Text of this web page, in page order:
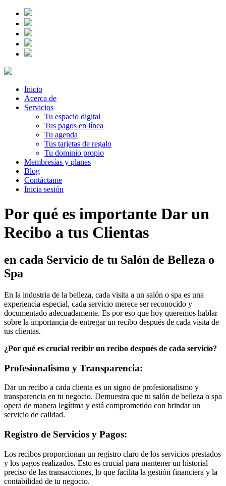
Inicio
Acerca de
Servicios
Tu espacio digital
Tus pagos en línea
Tu agenda
Tus tarjetas de regalo
Tu dominio propio
Membresías y planes
Blog
Contáctame
Inicia sesión
Por qué es importante Dar un
Recibo a tus Clientas
en cada Servicio de tu Salón de Belleza o
Spa
En la industria de la belleza, cada visita a un salón o spa es una
experiencia especial, cada servicio merece ser reconocido y
documentado adecuadamente. Es por eso que hoy queremos hablar
sobre la importancia de entregar un recibo después de cada visita de
tus clientas.
¿Por qué es crucial recibir un recibo después de cada servicio?
Profesionalismo y Transparencia:
Dar un recibo a cada clienta es un signo de profesionalismo y
transparencia en tu negocio. Demuestra que tu salón de belleza o spa
opera de manera legítima y está comprometido con brindar un
servicio de calidad.
Registro de Servicios y Pagos:
Los recibos proporcionan un registro claro de los servicios prestados
y los pagos realizados. Esto es crucial para mantener un historial
preciso de las transacciones, lo que facilita la gestión financiera y la
contabilidad de tu negocio.